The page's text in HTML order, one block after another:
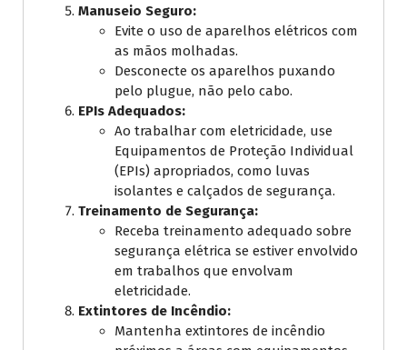
Manuseio Seguro:
Evite o uso de aparelhos elétricos com
as mãos molhadas.
Desconecte os aparelhos puxando
pelo plugue, não pelo cabo.
EPIs Adequados:
Ao trabalhar com eletricidade, use
Equipamentos de Proteção Individual
(EPIs) apropriados, como luvas
isolantes e calçados de segurança.
Treinamento de Segurança:
Receba treinamento adequado sobre
segurança elétrica se estiver envolvido
em trabalhos que envolvam
eletricidade.
Extintores de Incêndio:
Mantenha extintores de incêndio